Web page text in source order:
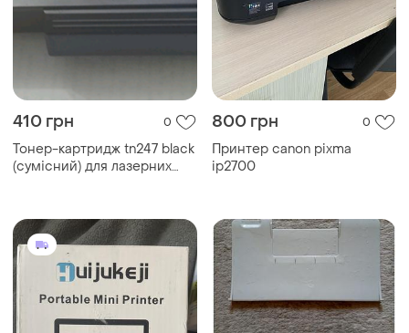
410 грн 0
Тонер-картридж tn247 black
(сумісний) для лазерних
800 грн 0
Принтер canon pixma
ip2700